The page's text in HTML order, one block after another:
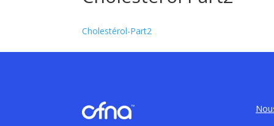
Cholestérol-Part2